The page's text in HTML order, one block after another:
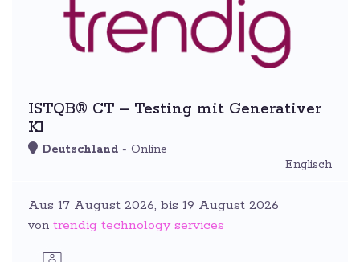
ISTQB® CT – Testing mit Generativer
KI
Deutschland - Online
Englisch
Aus 17 August 2026, bis 19 August 2026
von trendig technology services